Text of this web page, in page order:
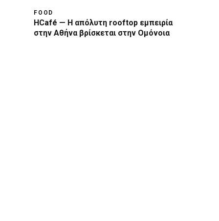
FOOD
HCafé — Η απόλυτη rooftop εμπειρία
στην Αθήνα βρίσκεται στην Ομόνοια